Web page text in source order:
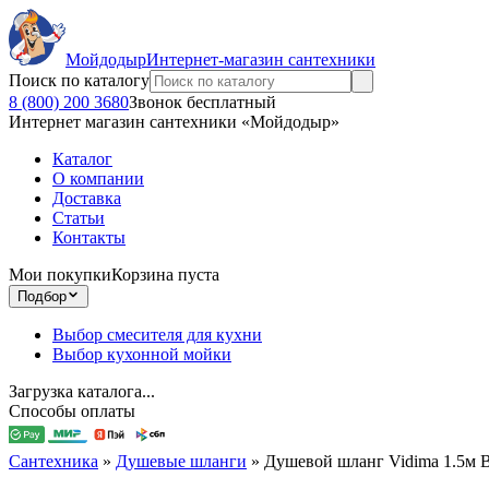
МойдодырИнтернет-магазин сантехники
Поиск по каталогу
8 (800) 200 3680Звонок бесплатный
Интернет магазин сантехники «Мойдодыр»
Каталог
О компании
Доставка
Статьи
Контакты
Мои покупкиКорзина пуста
Подбор
Выбор смесителя для кухни
Выбор кухонной мойки
Загрузка каталога...
Способы оплаты
Сантехника » Душевые шланги » Душевой шланг Vidima 1.5м